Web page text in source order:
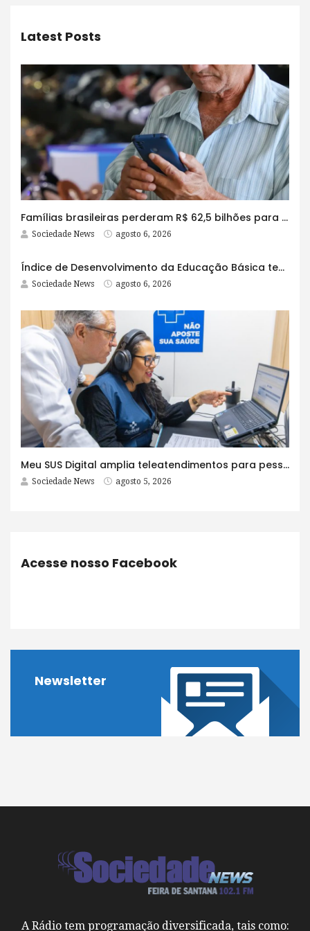
Latest Posts
Famílias brasileiras perderam R$ 62,5 bilhões para bets em 2025
Sociedade News agosto 6, 2026
Índice de Desenvolvimento da Educação Básica tem elevação em todas as etapas
Sociedade News agosto 6, 2026
Meu SUS Digital amplia teleatendimentos para pessoas com problemas com jogos e apostas
Sociedade News agosto 5, 2026
Acesse nosso Facebook
Newsletter
A Rádio tem programação diversificada, tais como: